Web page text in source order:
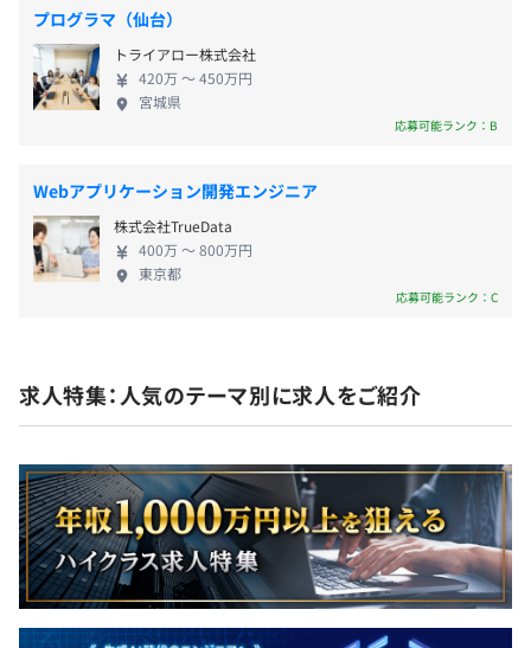
平均2名～4名で開発を行っております。
1プロジェクトの単位期間はおよそ3ヶ月くらいです。
各種社会保険完備
（雇用保険、労災保険、健康保険、厚生年金保険）
3か月
プログラマ（仙台）
トライアロー株式会社
420万 〜 450万円
宮城県
応募可能ランク：B
Webアプリケーション開発エンジニア
株式会社TrueData
400万 〜 800万円
東京都
応募可能ランク：C
求人特集：人気のテーマ別に求人をご紹介